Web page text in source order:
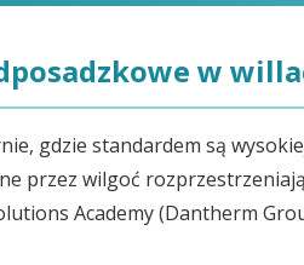
w
gdzie standardem są
przez wilgoć
Academy (Dantherm